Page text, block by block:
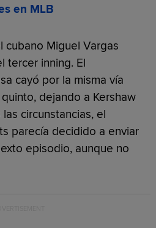
en MLB
cubano Miguel Vargas
tercer inning. El
cayó por la misma vía
dejando a Kershaw
circunstancias, el
parecía decidido a enviar
episodio, aunque no